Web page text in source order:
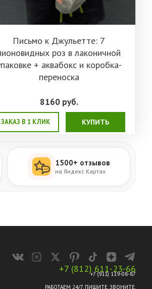
Письмо к Джульетте: 7
роз в лаконичной
+ аквабокс и коробка-
переноска
8160руб.
ЗАКАЗ В 1 КЛИК КУПИТЬ
1500+ отзывов
на Яндекс Картах
+7 (812) 611-23-66
+7 (911) 119-08-87
РАБОТАЕМ 24/7. ПИШИТЕ, ЗВОНИТЕ.